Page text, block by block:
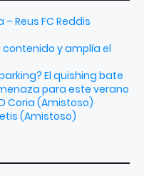
Reus FC Reddis
contenido y amplía el
El quishing bate
para este verano
Coria (Amistoso)
(Amistoso)